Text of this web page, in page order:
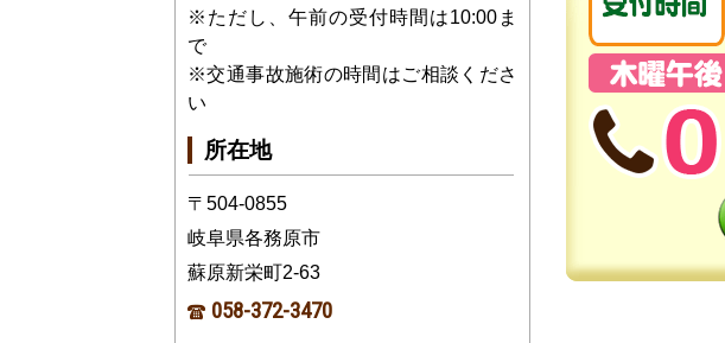
※ただし、午前の受付時間は10:00ま
で
※交通事故施術の時間はご相談くださ
い
所在地
〒504-0855
岐阜県各務原市
蘇原新栄町2-63
058-372-3470